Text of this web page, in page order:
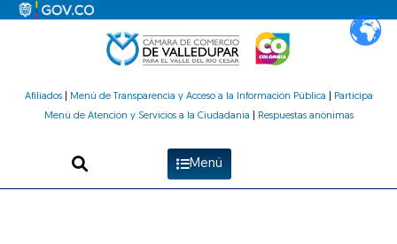
Afiliados| Menú de Transparencia y Acceso a la Información Pública
Participa
Menú de Atención y Servicios a la Ciudadanía
Respuestas anónimas
Menú